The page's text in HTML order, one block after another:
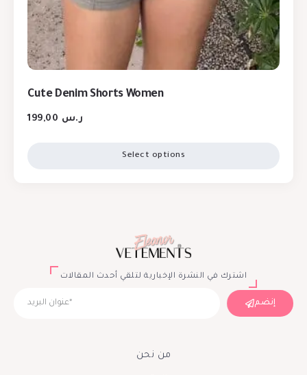
Cute Denim Shorts Women
ر.س
Select options
اشترك في النشرة الإخبارية لتلقي أحدث المقالات
إنضم
من نحن